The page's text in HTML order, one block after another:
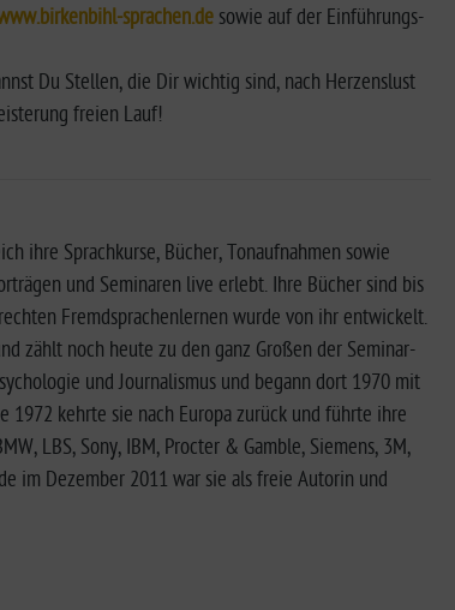
sprachen.de sowie auf der Einführungs-
Du Stellen, die Dir wichtig sind, nach Herzenslust
freien Lauf!
ihre Sprachkurse, Bücher, Tonaufnahmen sowie
und Seminaren live erlebt. Ihre Bücher sind bis
Fremdsprachenlernen wurde von ihr entwickelt.
zählt noch heute zu den ganz Großen der Seminar-
und Journalismus und begann dort 1970 mit
1972 kehrte sie nach Europa zurück und führte ihre
LBS, Sony, IBM, Procter & Gamble, Siemens, 3M,
im Dezember 2011 war sie als freie Autorin und